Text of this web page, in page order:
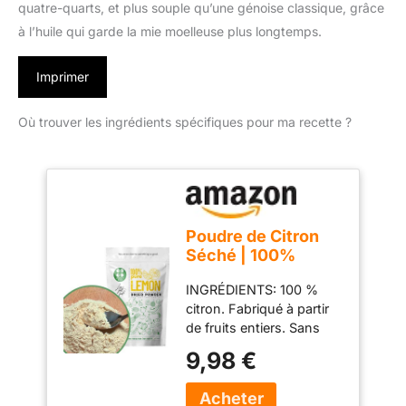
quatre-quarts, et plus souple qu’une génoise classique, grâce
à l’huile qui garde la mie moelleuse plus longtemps.
Imprimer
Où trouver les ingrédients spécifiques pour ma recette ?
Poudre de Citron
Séché | 100%
The Citron |
Ingrédients de
Cuisine | Epicerie
Alimentaire Arome
Alimentaire Arome
Citron | Pure Lemon
INGRÉDIENTS: 100 %
citron. Fabriqué à partir
de fruits entiers. Sans
colorants ou arômes.
FABRIQUÉ EN ESPAGNE
9,98 €